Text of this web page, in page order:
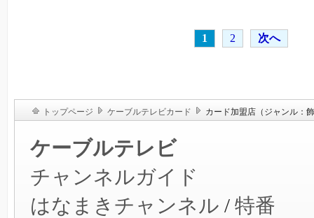
1 2 次へ
トップページ ケーブルテレビカード カード加盟店（ジャンル：
ケーブルテレビ
チャンネルガイド
はなまきチャンネル / 特番